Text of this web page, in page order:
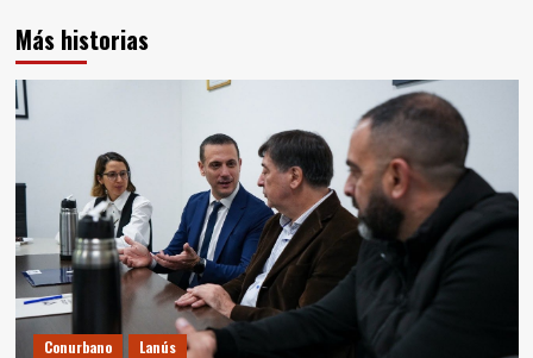
Más historias
Conurbano Lanús